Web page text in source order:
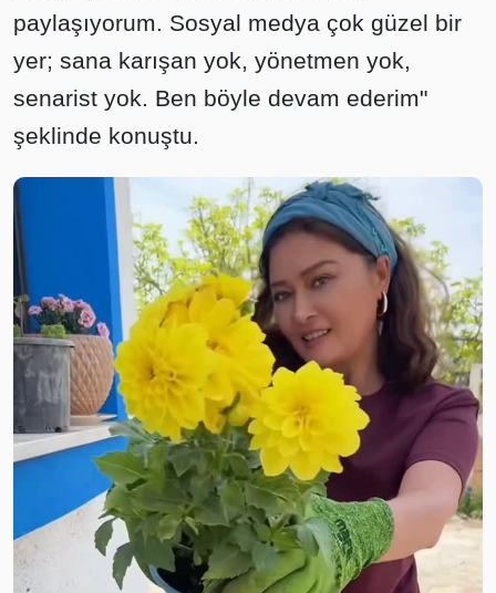
paylaşıyorum. Sosyal medya çok güzel bir
yer; sana karışan yok, yönetmen yok,
senarist yok. Ben böyle devam ederim"
şeklinde konuştu.